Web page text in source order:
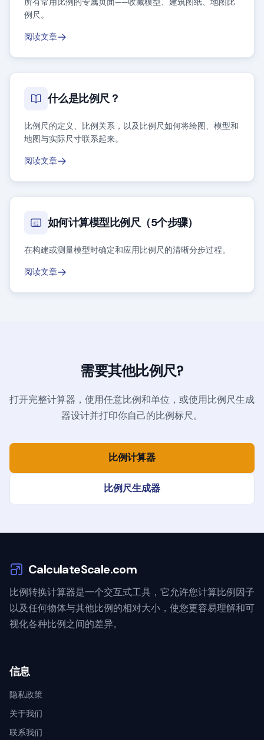
所有常用比例的专属页面——收藏模型、建筑图纸、地图比
例尺。
阅读文章
什么是比例尺？
比例尺的定义、比例关系，以及比例尺如何将绘图、模型和
地图与实际尺寸联系起来。
阅读文章
如何计算模型比例尺（5个步骤）
在构建或测量模型时确定和应用比例尺的清晰分步过程。
阅读文章
需要其他比例尺?
打开完整计算器，使用任意比例和单位，或使用比例尺生成
器设计并打印你自己的比例标尺。
比例计算器
比例尺生成器
CalculateScale.com
比例转换计算器是一个交互式工具，它允许您计算比例因子
以及任何物体与其他比例的相对大小，使您更容易理解和可
视化各种比例之间的差异。
信息
隐私政策
关于我们
联系我们